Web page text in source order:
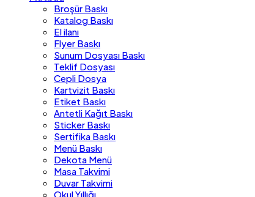
Broşür Baskı
Katalog Baskı
El ilanı
Flyer Baskı
Sunum Dosyası Baskı
Teklif Dosyası
Cepli Dosya
Kartvizit Baskı
Etiket Baskı
Antetli Kağıt Baskı
Sticker Baskı
Sertifika Baskı
Menü Baskı
Dekota Menü
Masa Takvimi
Duvar Takvimi
Okul Yıllığı